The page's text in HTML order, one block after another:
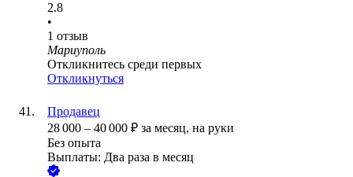
2.8
•
1 отзыв
Мариуполь
Откликнитесь среди первых
Откликнуться
Продавец
28 000 – 40 000 ₽ за месяц, на руки
Без опыта
Выплаты: Два раза в месяц